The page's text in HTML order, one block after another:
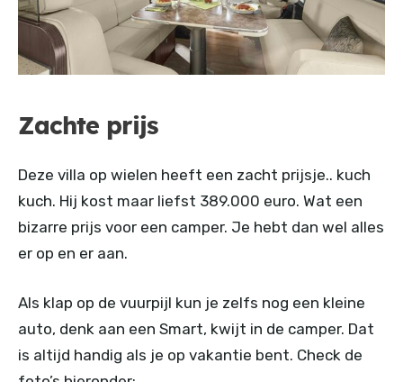
Zachte prijs
Deze villa op wielen heeft een zacht prijsje.. kuch
kuch. Hij kost maar liefst 389.000 euro. Wat een
bizarre prijs voor een camper. Je hebt dan wel alles
er op en er aan.
Als klap op de vuurpijl kun je zelfs nog een kleine
auto, denk aan een Smart, kwijt in de camper. Dat
is altijd handig als je op vakantie bent. Check de